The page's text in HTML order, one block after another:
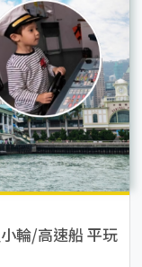
輪/高速船 平玩